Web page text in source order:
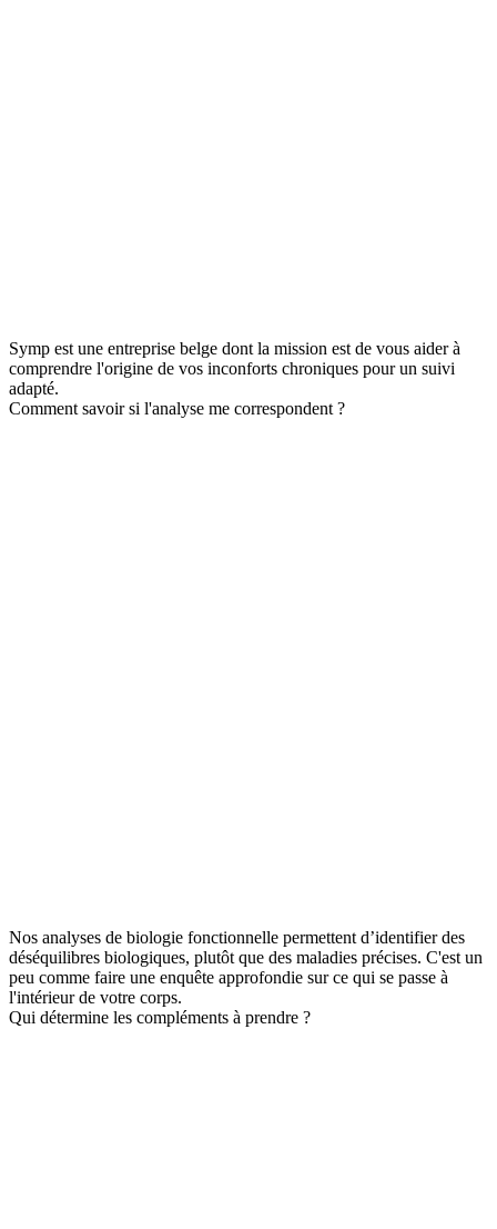
Symp est une entreprise belge dont la mission est de vous aider à
comprendre l'origine de vos inconforts chroniques pour un suivi
adapté.
Comment savoir si l'analyse me correspondent ?
Nos analyses de biologie fonctionnelle permettent d’identifier des
déséquilibres biologiques, plutôt que des maladies précises. C'est un
peu comme faire une enquête approfondie sur ce qui se passe à
l'intérieur de votre corps.
Qui détermine les compléments à prendre ?